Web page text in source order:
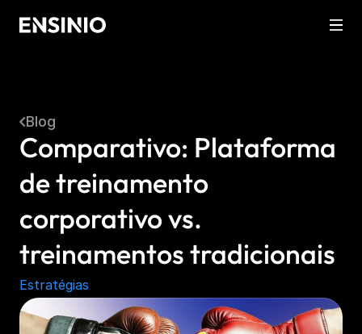
Blog
Comparativo: Plataforma
de treinamento
corporativo vs.
treinamentos tradicionais
Estratégias